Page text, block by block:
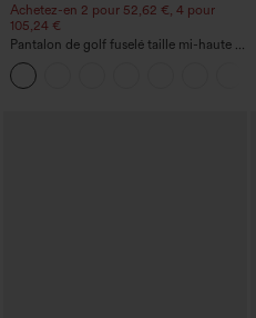
Achetez-en 2 pour 52,62 €, 4 pour
105,24 €
Pantalon de golf fuselé taille mi-haute à
cordon, ourlet incurvé, séchage rapide,
avec poches — UPF40+